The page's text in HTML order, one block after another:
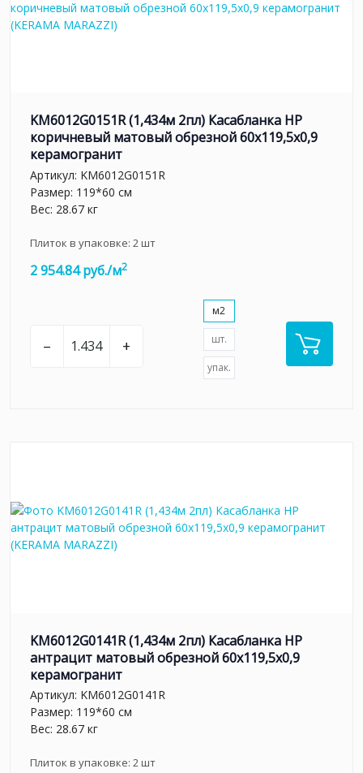
KM6012G0151R (1,434м 2пл) Касабланка HP
коричневый матовый обрезной 60x119,5x0,9
керамогранит
Артикул: KM6012G0151R
Размер: 119*60 см
Вес: 28.67 кг
Плиток в упаковке: 2шт
2 954.84 руб./м2
– +
м2
шт.
упак.
KM6012G0141R (1,434м 2пл) Касабланка HP
антрацит матовый обрезной 60x119,5x0,9
керамогранит
Артикул: KM6012G0141R
Размер: 119*60 см
Вес: 28.67 кг
Плиток в упаковке: 2шт